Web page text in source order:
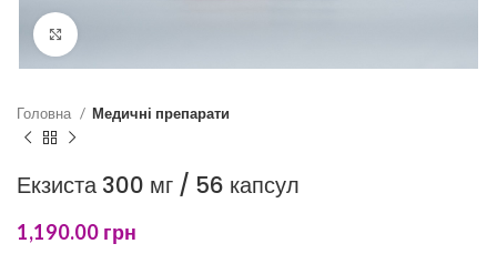
Головна Медичні препарати
Екзиста 300 мг / 56 капсул
1,190.00 грн